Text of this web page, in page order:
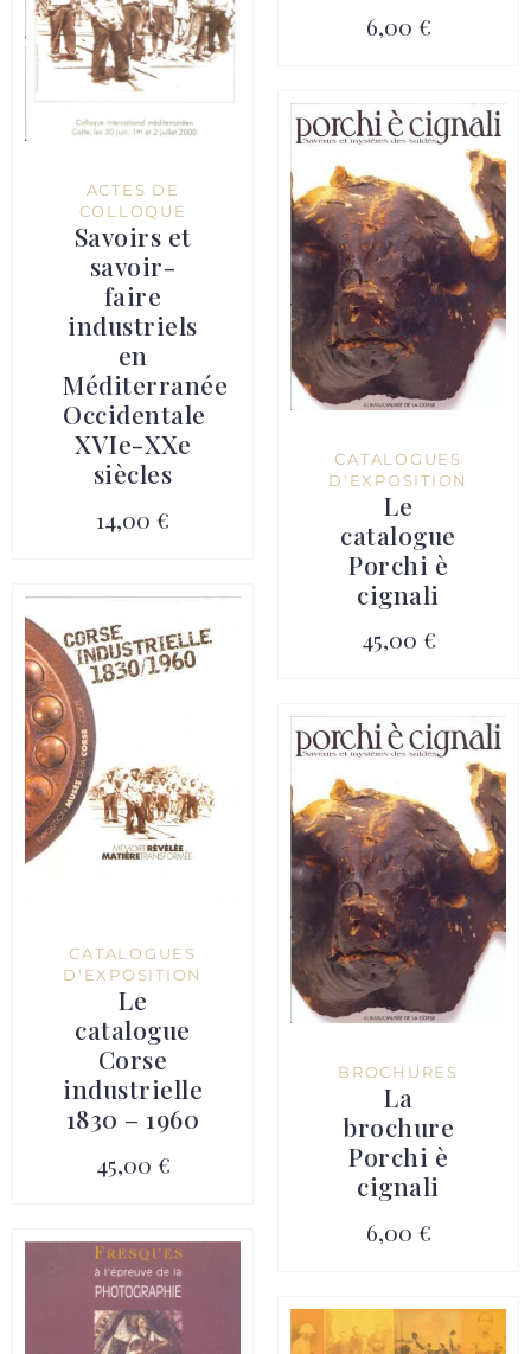
6,00 €
ACTES DE
COLLOQUE
Savoirs et
savoir-
faire
industriels
en
Méditerranée
Occidentale
XVIe-XXe
siècles
14,00 €
CATALOGUES
D'EXPOSITION
Le
catalogue
Porchi è
cignali
45,00 €
CATALOGUES
D'EXPOSITION
Le
catalogue
Corse
industrielle
1830 – 1960
45,00 €
BROCHURES
La
brochure
Porchi è
cignali
6,00 €